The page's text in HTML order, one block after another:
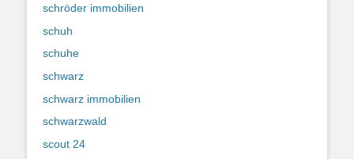
schröder immobilien
schuh
schuhe
schwarz
schwarz immobilien
schwarzwald
scout 24